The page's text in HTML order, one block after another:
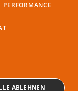
PERFORMANCE
ABLEHNEN